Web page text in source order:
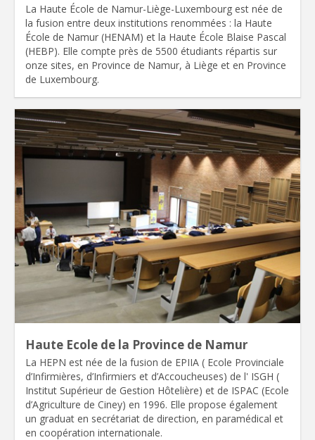
La Haute École de Namur-Liège-Luxembourg est née de
la fusion entre deux institutions renommées : la Haute
École de Namur (HENAM) et la Haute École Blaise Pascal
(HEBP). Elle compte près de 5500 étudiants répartis sur
onze sites, en Province de Namur, à Liège et en Province
de Luxembourg.
Haute Ecole de la Province de Namur
La HEPN est née de la fusion de EPIIA ( Ecole Provinciale
d’Infirmières, d’Infirmiers et d’Accoucheuses) de l' ISGH (
Institut Supérieur de Gestion Hôtelière) et de ISPAC (Ecole
d’Agriculture de Ciney) en 1996. Elle propose également
un graduat en secrétariat de direction, en paramédical et
en coopération internationale.